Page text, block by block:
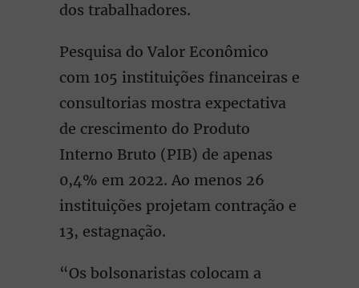
dos trabalhadores.
Pesquisa do Valor Econômico
com 105 instituições financeiras e
consultorias mostra expectativa
de crescimento do Produto
Interno Bruto (PIB) de apenas
0,4% em 2022. Ao menos 26
instituições projetam contração e
13, estagnação.
“Os bolsonaristas colocam a